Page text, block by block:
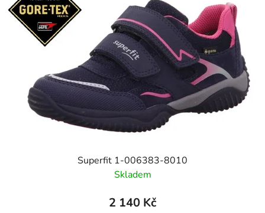
Superfit 1-006383-8010
Skladem
2 140 Kč